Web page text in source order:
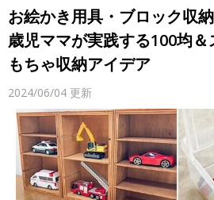
お絵かき用具・ブロック収
歳児ママが実践する100均
もちゃ収納アイデア
2024/06/04 更新